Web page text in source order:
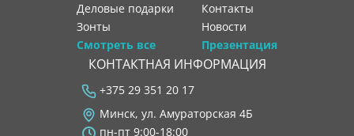
Деловые подарки
Зонты
Смотреть все
контакты
новости
Презентация
КОНТАКТНАЯ ИНФОРМАЦИЯ
+375 29 351 20 17
Минск, ул. Амураторская 4Б
пн-пт 9:00-18:00